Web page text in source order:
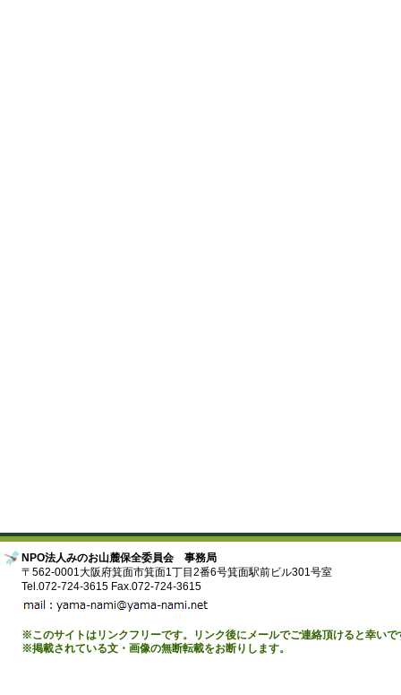
NPO法人みのお山麓保全委員会 事務局
〒562-0001大阪府箕面市箕面1丁目2番6号箕面駅前ビル301号室
Tel.072-724-3615 Fax.072-724-3615
※このサイトはリンクフリーです。リンク後にメールでご連絡頂けると幸いで
※掲載されている文・画像の無断転載をお断りします。